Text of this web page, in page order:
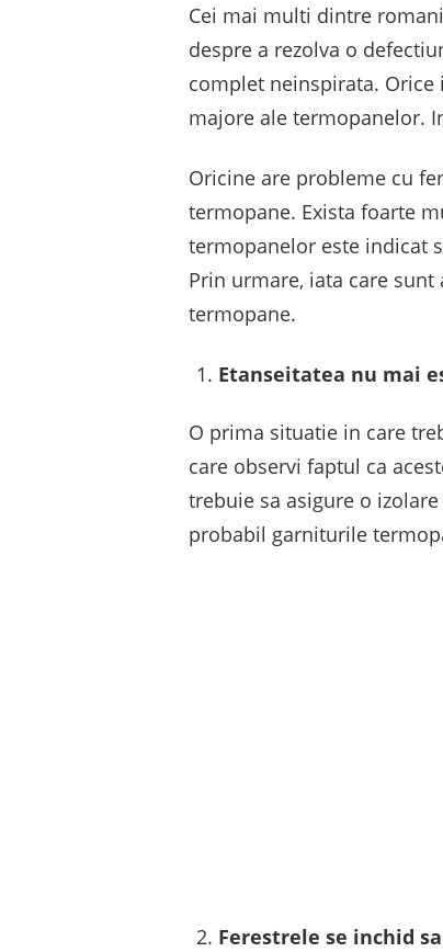
Cei mai multi dintre
despre a rezolva o
complet neinspirata.
majore ale termopanelor.
Oricine are probleme cu
termopane. Exista foarte
termopanelor este indicat
Prin urmare, iata care
termopane.
Etanseitatea nu mai
O prima situatie in care
care observi faptul ca
trebuie sa asigure o
probabil garniturile
Ferestrele se inchid